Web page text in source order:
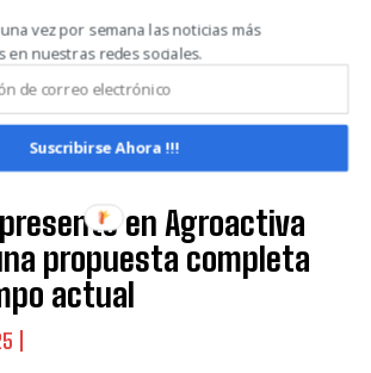
en Agroactiva
propuesta completa
actual
vez por semana las noticias más
en nuestras redes sociales.
Suscribirse Ahora !!!